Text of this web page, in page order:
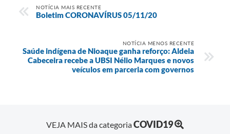
NOTÍCIA MAIS RECENTE
Boletim CORONAVÍRUS 05/11/20
NOTÍCIA MENOS RECENTE
Saúde indígena de Nioaque ganha reforço: Aldeia
Cabeceira recebe a UBSI Nélio Marques e novos
veículos em parceria com governos
VEJA MAIS da categoriaCOVID19